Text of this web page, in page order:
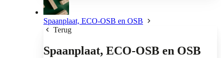
Spaanplaat, ECO-OSB en OSB
Terug
Spaanplaat, ECO-OSB en OSB